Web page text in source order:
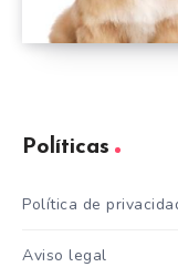
Políticas
Política de
Aviso legal